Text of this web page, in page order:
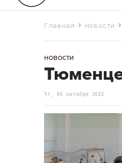
Главная Новости
новости
Чт, 06 октября 2022